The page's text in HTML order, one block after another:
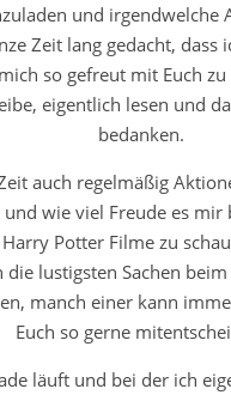
und
Zeit lang gedacht,
so gefreut mit Euch
eigentlich lesen und
bedanken.
auch regelmäßig
wie viel Freude es
Potter Filme zu
lustigsten Sachen
manch einer kann
Euch so gerne
läuft und bei der ich